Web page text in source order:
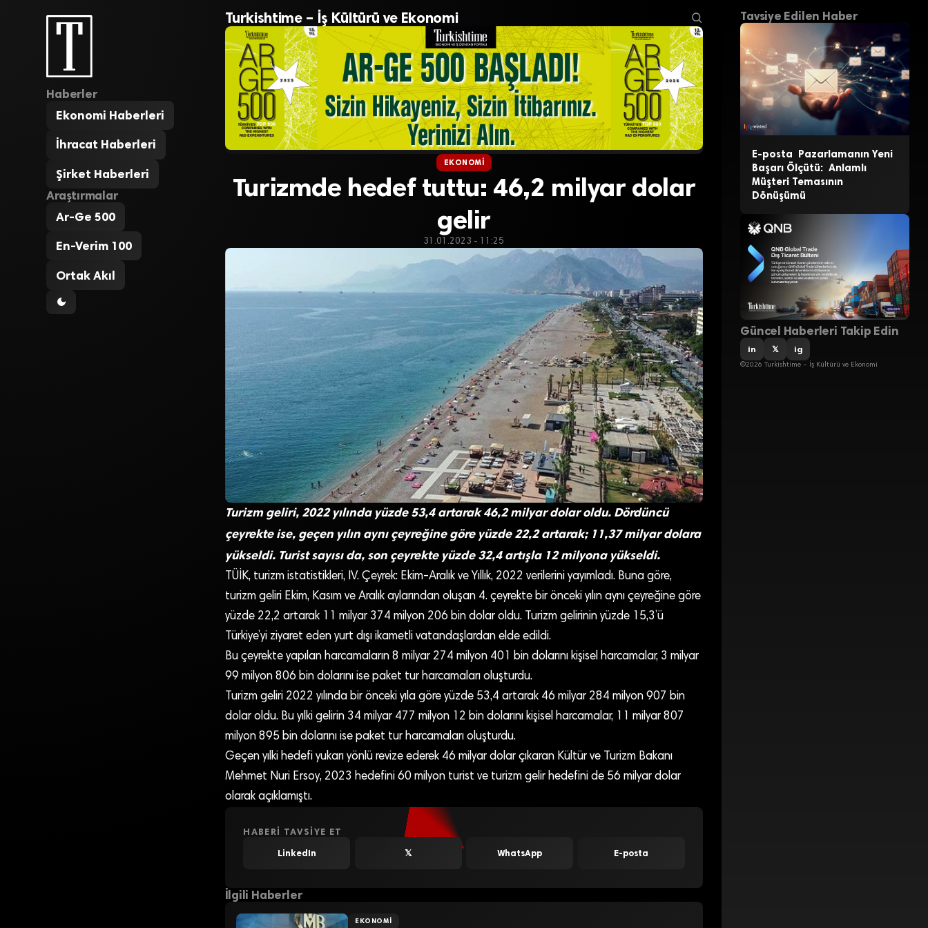
Haberler
Ekonomi Haberleri
İhracat Haberleri
Şirket Haberleri
Araştırmalar
Ar-Ge 500
En-Verim 100
Ortak Akıl
Turkishtime – İş Kültürü ve Ekonomi
EKONOMI
Turizmde hedef tuttu: 46,2 milyar dolar
gelir
31.01.2023 - 11:25
Turizm geliri, 2022 yılında yüzde 53,4 artarak 46,2 milyar dolar oldu. Dördüncü
çeyrekte ise, geçen yılın aynı çeyreğine göre yüzde 22,2 artarak; 11,37 milyar dolara
yükseldi. Turist sayısı da, son çeyrekte yüzde 32,4 artışla 12 milyona yükseldi.
TÜİK, turizm istatistikleri, IV. Çeyrek: Ekim-Aralık ve Yıllık, 2022 verilerini yayımladı. Buna göre,
turizm geliri Ekim, Kasım ve Aralık aylarından oluşan 4. çeyrekte bir önceki yılın aynı çeyreğine göre
yüzde 22,2 artarak 11 milyar 374 milyon 206 bin dolar oldu. Turizm gelirinin yüzde 15,3’ü
Türkiye’yi ziyaret eden yurt dışı ikametli vatandaşlardan elde edildi.
Bu çeyrekte yapılan harcamaların 8 milyar 274 milyon 401 bin dolarını kişisel harcamalar, 3 milyar
99 milyon 806 bin dolarını ise paket tur harcamaları oluşturdu.
Turizm geliri 2022 yılında bir önceki yıla göre yüzde 53,4 artarak 46 milyar 284 milyon 907 bin
dolar oldu. Bu yılki gelirin 34 milyar 477 milyon 12 bin dolarını kişisel harcamalar, 11 milyar 807
milyon 895 bin dolarını ise paket tur harcamaları oluşturdu.
Geçen yılki hedefi yukarı yönlü revize ederek 46 milyar dolar çıkaran Kültür ve Turizm Bakanı
Mehmet Nuri Ersoy, 2023 hedefini 60 milyon turist ve turizm gelir hedefini de 56 milyar dolar
olarak açıklamıştı.
HABERI TAVSIYE ET
LinkedIn 𝕏 WhatsApp E-posta
İlgili Haberler
EKONOMI
Tavsiye Edilen Haber
E-posta Pazarlamanın Yeni
Başarı Ölçütü: Anlamlı
Müşteri Temasının
Dönüşümü
Güncel Haberleri Takip Edin
in 𝕏 ig
©2026 Turkishtime – İş Kültürü ve Ekonomi